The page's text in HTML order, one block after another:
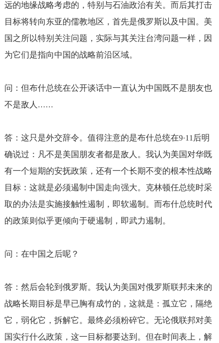
远的地缘战略考虑的，特别与石油政治有关。而后其打击
目标将转向东亚的儒教地区，首先是俄罗斯以及中国。美
国之所以特别关注问题，实际与其关注台湾问题一样，因
为它们是指向中国的战略前沿区域。
问：但布什总统在公开谈话中一直认为中国既不是朋友也
不是敌人 ……
答：这只是外交辞令。值得注意的是布什总统在9·11 后明
确说过：凡不是美国朋友者都是敌人。我认为美国对华既
有一个短期的安抚政策，还有一个长期不变的根本性战略
目标：这就是必须遏制中国走向强大。克林顿任总统时采
取的办法是实施接触性遏制，即软遏制。而布什总统时代
的政策则似乎更倾向于硬遏制，即武力遏制。
问：在中国之后呢？
答：然后会轮到俄罗斯。我认为美国对俄罗斯联邦未来的
战略长期目标是早已胸有成竹的，这就是：孤立它，隔绝
它，弱化它，拆解它。最终必须粉碎它。无论俄联邦对美
国实行什么政策，这一目标都要达到。但在时间表上，解